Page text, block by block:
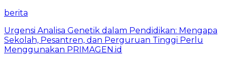
berita
Urgensi Analisa Genetik dalam Pendidikan: Mengapa
Sekolah, Pesantren, dan Perguruan Tinggi Perlu
Menggunakan PRIMAGEN.id